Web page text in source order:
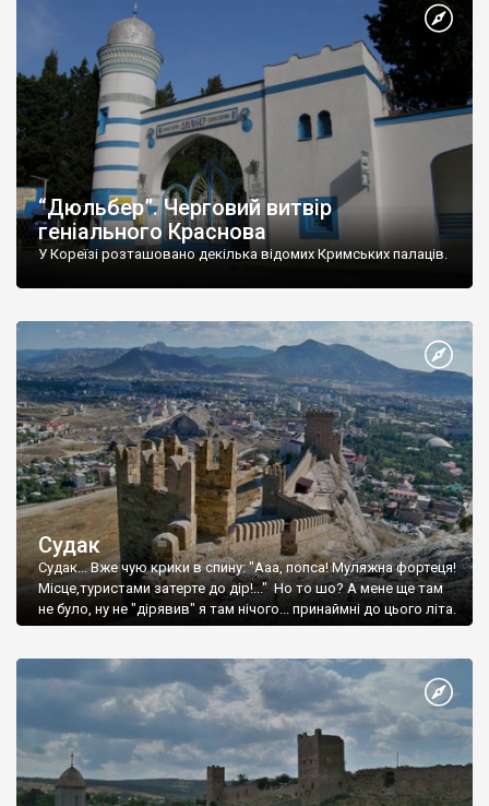
“Дюльбер”. Черговий витвір
геніального Краснова
У Кореїзі розташовано декілька відомих Кримських палаців.
Судак
Судак... Вже чую крики в спину: "Ааа, попса! Муляжна фортеця!
Місце,туристами затерте до дір!..." Но то шо? А мене ще там
не було, ну не "дірявив" я там нічого... принаймні до цього літа.